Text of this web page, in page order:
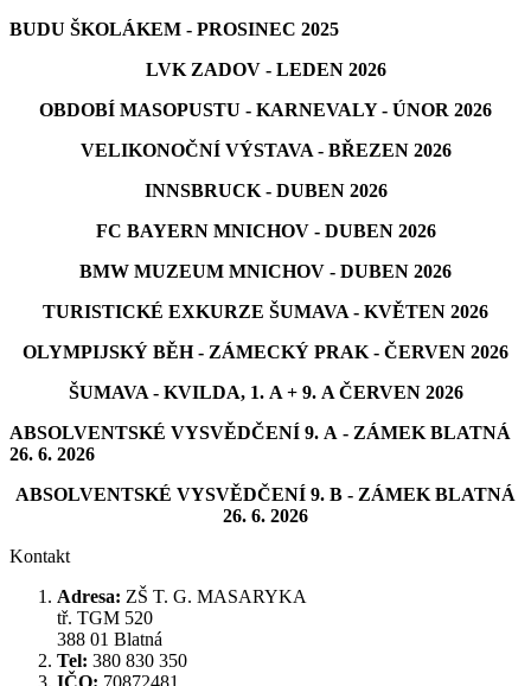
BUDU ŠKOLÁKEM - PROSINEC 2025
LVK ZADOV - LEDEN 2026
OBDOBÍ MASOPUSTU - KARNEVALY - ÚNOR 2026
VELIKONOČNÍ VÝSTAVA - BŘEZEN 2026
INNSBRUCK - DUBEN 2026
FC BAYERN MNICHOV - DUBEN 2026
BMW MUZEUM MNICHOV - DUBEN 2026
TURISTICKÉ EXKURZE ŠUMAVA - KVĚTEN 2026
OLYMPIJSKÝ BĚH - ZÁMECKÝ PRAK - ČERVEN 2026
ŠUMAVA - KVILDA, 1. A + 9. A ČERVEN 2026
ABSOLVENTSKÉ VYSVĚDČENÍ 9. A - ZÁMEK BLATNÁ
26. 6. 2026
ABSOLVENTSKÉ VYSVĚDČENÍ 9. B - ZÁMEK BLATNÁ
26. 6. 2026
Kontakt
Adresa: ZŠ T. G. MASARYKA
tř. TGM 520
388 01 Blatná
Tel: 380 830 350
IČO: 70872481